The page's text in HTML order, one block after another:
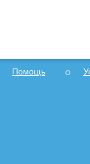
Помощь